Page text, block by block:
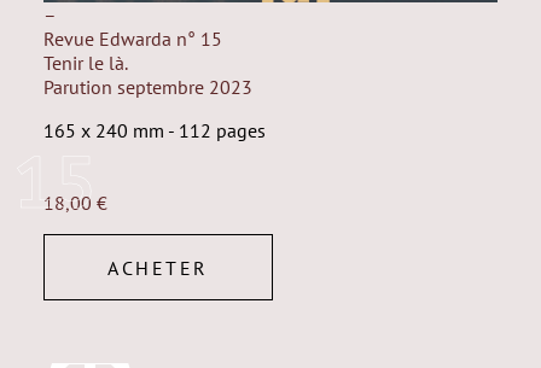
–
Revue Edwarda n° 15
Tenir le là.
Parution septembre 2023
165 x 240 mm - 112 pages
15
18,00 €
ACHETER